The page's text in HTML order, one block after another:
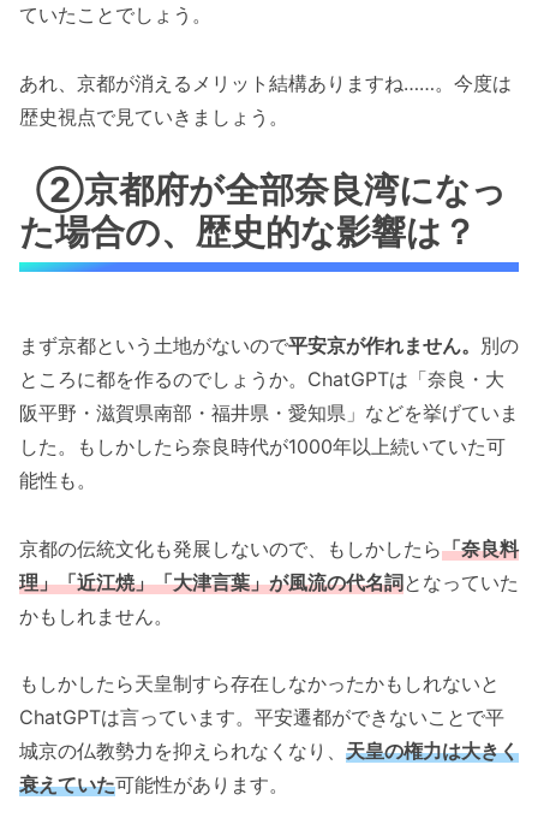
ていたことでしょう。
あれ、京都が消えるメリット結構ありますね……。今度は
歴史視点で見ていきましょう。
②京都府が全部奈良湾になっ
た場合の、歴史的な影響は？
まず京都という土地がないので平安京が作れません。 別の
ところに都を作るのでしょうか。ChatGPTは「奈良・大
阪平野・滋賀県南部・福井県・愛知県」などを挙げていま
した。もしかしたら奈良時代が1000年以上続いていた可
能性も。
京都の伝統文化も発展しないので、もしかしたら「奈良料
理」「近江焼」「大津言葉」が風流の代名詞となっていた
かもしれません。
もしかしたら天皇制すら存在しなかったかもしれないと
ChatGPTは言っています。平安遷都ができないことで平
城京の仏教勢力を抑えられなくなり、 天皇の権力は大きく
衰えていた可能性があります。